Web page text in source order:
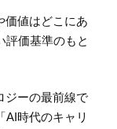
価値はどこにあ
評価基準のもと
ジーの最前線で
AI時代のキャリ